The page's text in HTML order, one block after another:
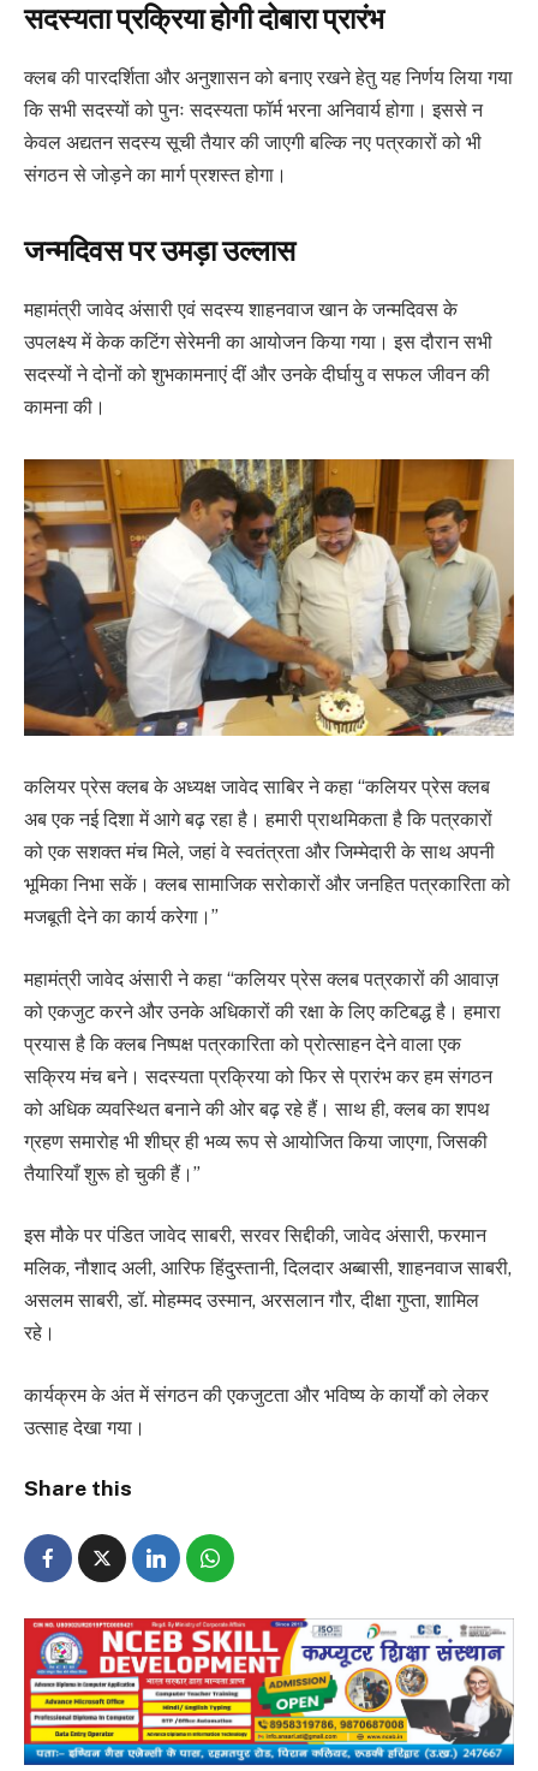
सदस्यता प्रक्रिया होगी दोबारा प्रारंभ
क्लब की पारदर्शिता और अनुशासन को बनाए रखने हेतु यह निर्णय लिया गया
कि सभी सदस्यों को पुनः सदस्यता फॉर्म भरना अनिवार्य होगा। इससे न
केवल अद्यतन सदस्य सूची तैयार की जाएगी बल्कि नए पत्रकारों को भी
संगठन से जोड़ने का मार्ग प्रशस्त होगा।
जन्मदिवस पर उमड़ा उल्लास
महामंत्री जावेद अंसारी एवं सदस्य शाहनवाज खान के जन्मदिवस के
उपलक्ष्य में केक कटिंग सेरेमनी का आयोजन किया गया। इस दौरान सभी
सदस्यों ने दोनों को शुभकामनाएं दीं और उनके दीर्घायु व सफल जीवन की
कामना की।
कलियर प्रेस क्लब के अध्यक्ष जावेद साबिर ने कहा “कलियर प्रेस क्लब
अब एक नई दिशा में आगे बढ़ रहा है। हमारी प्राथमिकता है कि पत्रकारों
को एक सशक्त मंच मिले, जहां वे स्वतंत्रता और जिम्मेदारी के साथ अपनी
भूमिका निभा सकें। क्लब सामाजिक सरोकारों और जनहित पत्रकारिता को
मजबूती देने का कार्य करेगा।”
महामंत्री जावेद अंसारी ने कहा “कलियर प्रेस क्लब पत्रकारों की आवाज़
को एकजुट करने और उनके अधिकारों की रक्षा के लिए कटिबद्ध है। हमारा
प्रयास है कि क्लब निष्पक्ष पत्रकारिता को प्रोत्साहन देने वाला एक
सक्रिय मंच बने। सदस्यता प्रक्रिया को फिर से प्रारंभ कर हम संगठन
को अधिक व्यवस्थित बनाने की ओर बढ़ रहे हैं। साथ ही, क्लब का शपथ
ग्रहण समारोह भी शीघ्र ही भव्य रूप से आयोजित किया जाएगा, जिसकी
तैयारियाँ शुरू हो चुकी हैं।”
इस मौके पर पंडित जावेद साबरी, सरवर सिद्दीकी, जावेद अंसारी, फरमान
मलिक, नौशाद अली, आरिफ हिंदुस्तानी, दिलदार अब्बासी, शाहनवाज साबरी,
असलम साबरी, डॉ. मोहम्मद उस्मान, अरसलान गौर, दीक्षा गुप्ता, शामिल
रहे।
कार्यक्रम के अंत में संगठन की एकजुटता और भविष्य के कार्यों को लेकर
उत्साह देखा गया।
Share this